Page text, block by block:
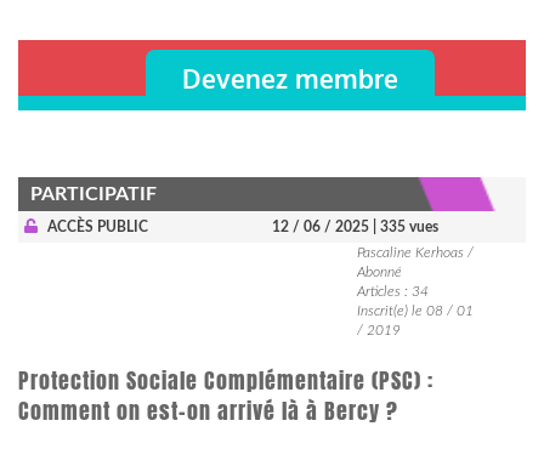
Devenez membre
PARTICIPATIF
ACCÈS PUBLIC 12 / 06 / 2025
| 335 vues
Pascaline Kerhoas /
Abonné
Articles : 34
Inscrit(e) le 08 / 01
/ 2019
Protection Sociale Complémentaire (PSC) :
Comment on est-on arrivé là à Bercy ?